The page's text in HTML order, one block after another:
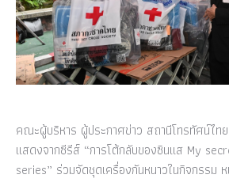
คณะผู้บริหาร ผู้ประกาศข่าว สถานีโทรทัศน์ไท
แสดงจากซีรีส์ “การโต้กลับของซินแส My
series” ร่วมจัดชุดเครื่องกันหนาวในกิจกรรม